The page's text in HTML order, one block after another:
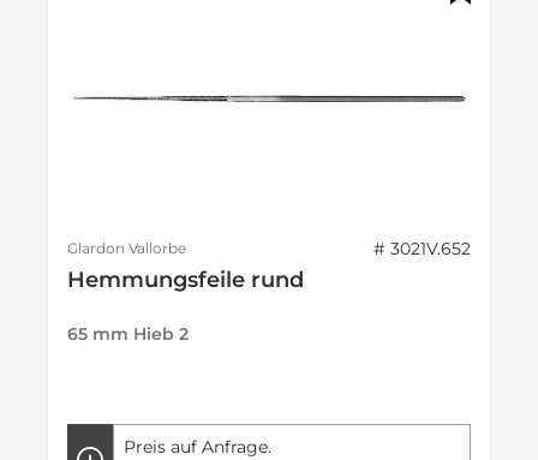
Glardon Vallorbe # 3021V.652
Hemmungsfeile rund
65 mm Hieb 2
Preis auf Anfrage.